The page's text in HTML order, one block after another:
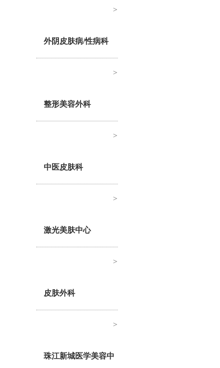
>
外阴皮肤病/性病科
>
整形美容外科
>
中医皮肤科
>
激光美肤中心
>
皮肤外科
>
珠江新城医学美容中